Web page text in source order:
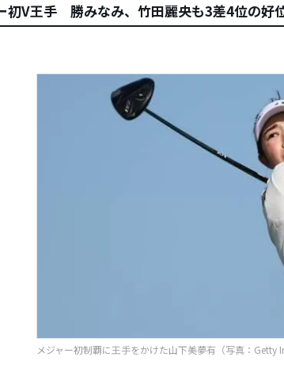
初V王手 勝みなみ、竹田麗央も3差4位の好
メジャー初制覇に王手をかけた山下美夢有（写真：Getty